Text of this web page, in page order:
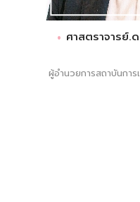
ศาสตราจารย์
ผู้อำนวยการสถาบันกา